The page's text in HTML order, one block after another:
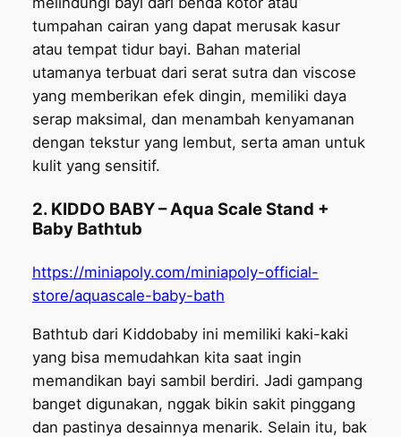
tumpahan cairan yang dapat merusak kasur
atau tempat tidur bayi. Bahan material
utamanya terbuat dari serat sutra dan viscose
yang memberikan efek dingin, memiliki daya
serap maksimal, dan menambah kenyamanan
dengan tekstur yang lembut, serta aman untuk
kulit yang sensitif.
2. KIDDO BABY – Aqua Scale Stand +
Baby Bathtub
https://miniapoly.com/miniapoly-official-
store/aquascale-baby-bath
Bathtub dari Kiddobaby ini memiliki kaki-kaki
yang bisa memudahkan kita saat ingin
memandikan bayi sambil berdiri. Jadi gampang
banget digunakan, nggak bikin sakit pinggang
dan pastinya desainnya menarik. Selain itu, bak